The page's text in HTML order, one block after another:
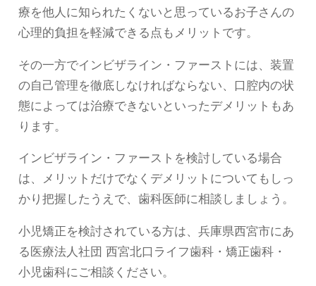
療を他人に知られたくないと思っているお子さんの
心理的負担を軽減できる点もメリットです。
その一方でインビザライン・ファーストには、装置
の自己管理を徹底しなければならない、口腔内の状
態によっては治療できないといったデメリットもあ
ります。
インビザライン・ファーストを検討している場合
は、メリットだけでなくデメリットについてもしっ
かり把握したうえで、歯科医師に相談しましょう。
小児矯正を検討されている方は、兵庫県西宮市にあ
る医療法人社団 西宮北口ライフ歯科・矯正歯科・
小児歯科にご相談ください。